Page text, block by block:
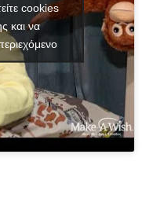
cookies
και να